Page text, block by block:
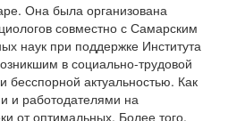
Она была организована
совместно с Самарским
наук при поддержке Института
в социально-трудовой
актуальностью. Как
и работодателями на
от оптимальных. Более того,